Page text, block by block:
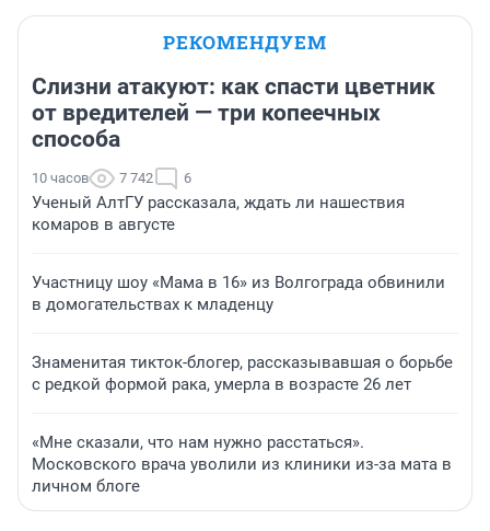
РЕКОМЕНДУЕМ
Слизни атакуют: как спасти цветник
от вредителей — три копеечных
способа
10 часов 7 742 6
Ученый АлтГУ рассказала, ждать ли нашествия
комаров в августе
Участницу шоу «Мама в 16» из Волгограда обвинили
в домогательствах к младенцу
Знаменитая тикток-блогер, рассказывавшая о борьбе
с редкой формой рака, умерла в возрасте 26 лет
«Мне сказали, что нам нужно расстаться».
Московского врача уволили из клиники из-за мата в
личном блоге